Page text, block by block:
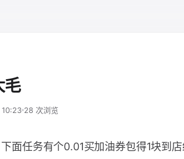
毛
28 次浏览
面任务有个0.01买加油券包得1块到